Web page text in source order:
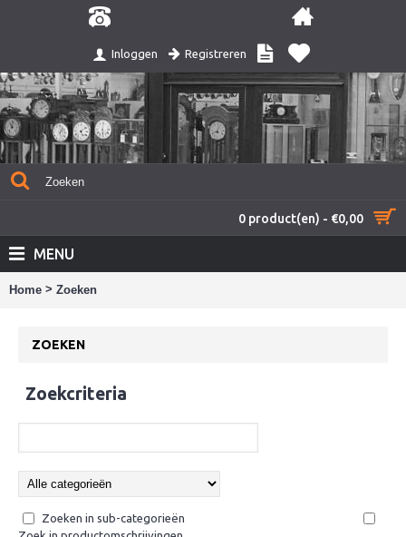
Inloggen Registreren
0 product(en) - €0,00
MENU
Home > Zoeken
ZOEKEN
Zoekcriteria
Zoeken in sub-categorieën